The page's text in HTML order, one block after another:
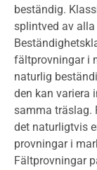
beständig.
splintved av
fältprovningar i
naturlig
den kan variera
samma träslag.
det naturligtvis
provningar i
Fältprovningar